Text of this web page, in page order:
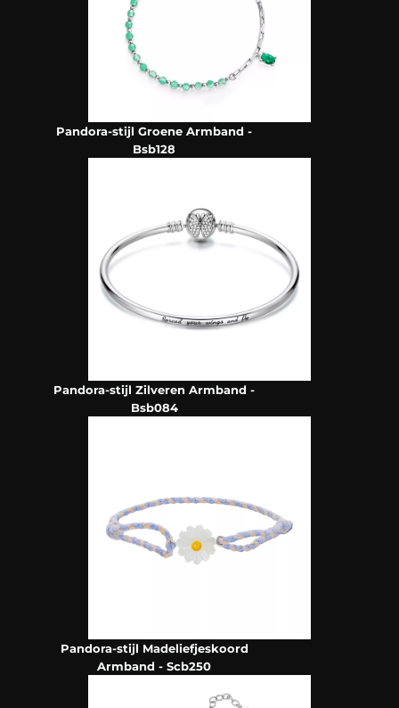
Pandora-stijl Groene Armband -
Bsb128
Pandora-stijl Zilveren Armband -
Bsb084
Pandora-stijl Madeliefjeskoord
Armband - Scb250